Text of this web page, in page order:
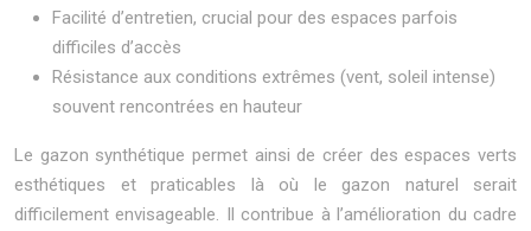
Facilité d’entretien, crucial pour des espaces parfois
difficiles d’accès
Résistance aux conditions extrêmes (vent, soleil intense)
souvent rencontrées en hauteur
Le gazon synthétique permet ainsi de créer des espaces verts
esthétiques et praticables là où le gazon naturel serait
difficilement envisageable. Il contribue à l’amélioration du cadre